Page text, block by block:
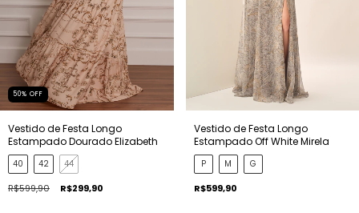
50% OFF
Vestido de Festa Longo
Estampado Dourado Elizabeth
40 42 44
R$599,90 R$299,90
Vestido de Festa Longo
Estampado Off White Mirela
P M G
R$599,90